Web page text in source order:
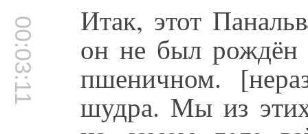
00:03:11 Итак, этот
он не был рождён
пшеничном.
шудра. Мы из